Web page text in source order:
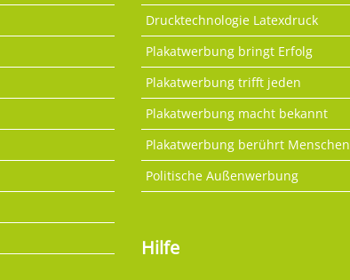
Drucktechnologie Latexdruck
Plakatwerbung bringt Erfolg
Plakatwerbung trifft jeden
Plakatwerbung macht bekannt
Plakatwerbung berührt Menschen
Politische Außenwerbung
Hilfe